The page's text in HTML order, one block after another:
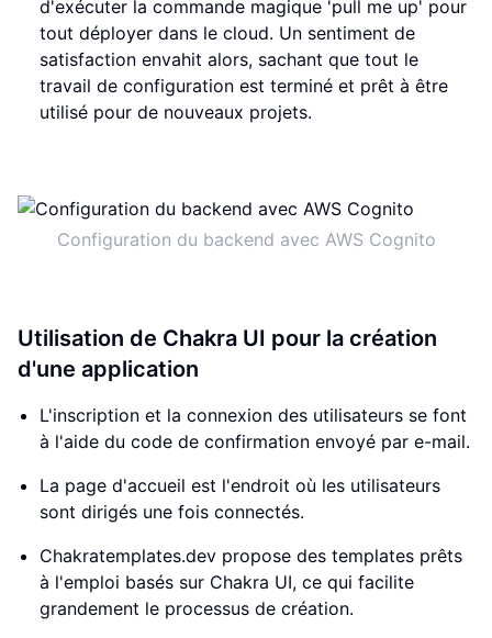
d'exécuter la commande magique 'pull me up' pour
tout déployer dans le cloud. Un sentiment de
satisfaction envahit alors, sachant que tout le
travail de configuration est terminé et prêt à être
utilisé pour de nouveaux projets.
Configuration du backend avec AWS Cognito
Utilisation de Chakra UI pour la création
d'une application
L'inscription et la connexion des utilisateurs se font
à l'aide du code de confirmation envoyé par e-mail.
La page d'accueil est l'endroit où les utilisateurs
sont dirigés une fois connectés.
Chakratemplates.dev propose des templates prêts
à l'emploi basés sur Chakra UI, ce qui facilite
grandement le processus de création.